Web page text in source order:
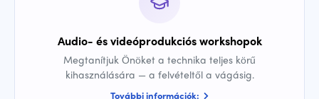
Audio- és videóprodukciós workshopok
Megtanítjuk Önöket a technika teljes körű
kihasználására — a felvételtől a vágásig.
További információk: